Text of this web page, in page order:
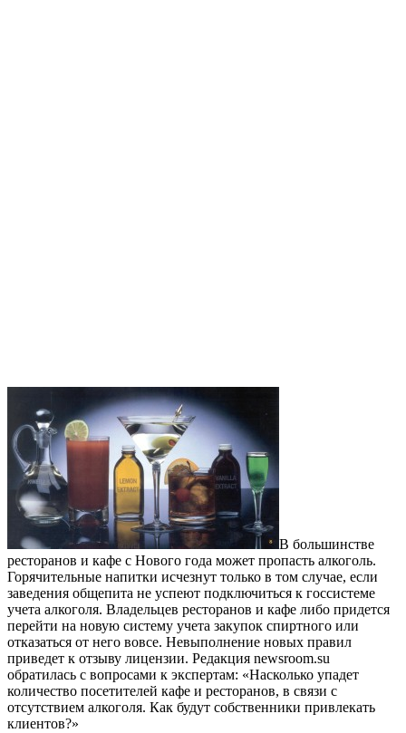
В большинстве
ресторанов и кафе с Нового года может пропасть алкоголь.
Горячительные напитки исчезнут только в том случае, если
заведения общепита не успеют подключиться к госсистеме
учета алкоголя. Владельцев ресторанов и кафе либо придется
перейти на новую систему учета закупок спиртного или
отказаться от него вовсе. Невыполнение новых правил
приведет к отзыву лицензии. Редакция newsroom.su
обратилась с вопросами к экспертам: «Насколько упадет
количество посетителей кафе и ресторанов, в связи с
отсутствием алкоголя. Как будут собственники привлекать
клиентов?»